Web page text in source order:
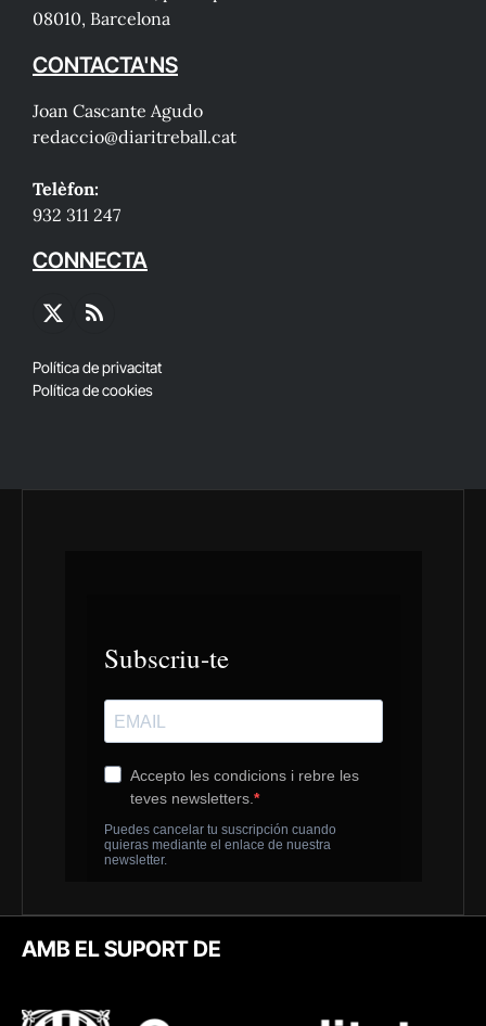
08010, Barcelona
CONTACTA'NS
Joan Cascante Agudo
redaccio@diaritreball.cat
Telèfon:
932 311 247
CONNECTA
X
RSS
Política de privacitat
Política de cookies
AMB EL SUPORT DE